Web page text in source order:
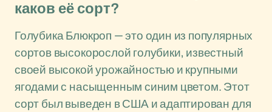
каков её сорт?
Голубика Блюкроп — это один из популярных
сортов высокорослой голубики, известный
своей высокой урожайностью и крупными
ягодами с насыщенным синим цветом. Этот
сорт был выведен в США и адаптирован для